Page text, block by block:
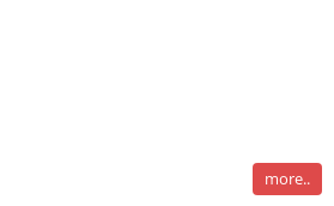
more..